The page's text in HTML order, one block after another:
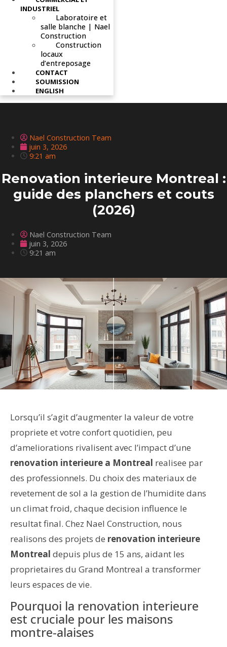
INDUSTRIEL
Laboratoire et
salle blanche | Nael
Construction
Construction
locaux
d’entreposage
CONTACT
SOUMISSION
ENGLISH
Nael Construction Team
juin 3, 2026
9:21 am
Renovation interieure Montreal :
guide des planchers et couts
(2026)
Nael Construction Team
juin 3, 2026
9:21 am
Lorsqu’il s’agit d’augmenter la valeur de votre
propriete et votre confort quotidien, peu
d’ameliorations rivalisent avec l’impact d’une
renovation interieure a Montreal realisee par
des professionnels. Du choix des materiaux de
revetement de sol a la gestion de l’humidite dans
un climat froid, chaque decision influence le
resultat final. Chez Nael Construction, nous
realisons des projets de renovation interieure
Montreal depuis plus de 15 ans, aidant les
proprietaires du Grand Montreal a transformer
leurs espaces de vie.
Pourquoi la renovation interieure
est cruciale pour les maisons
montre-alaises